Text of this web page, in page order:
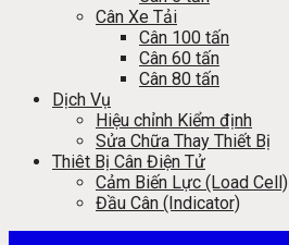
Cân Xe Tải
Cân 100 tấn
Cân 60 tấn
Cân 80 tấn
Dịch Vụ
Hiệu chỉnh Kiểm định
Sửa Chữa Thay Thiết Bị
Thiêt Bị Cân Điện Tử
Cảm Biến Lực (Load Cell)
Đầu Cân (Indicator)